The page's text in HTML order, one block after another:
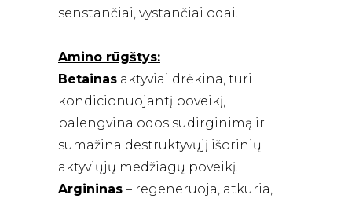
senstančiai, vystančiai odai.
Amino rūgštys:
Betainas aktyviai drėkina, turi
kondicionuojantį poveikį,
palengvina odos sudirginimą ir
sumažina destruktyvųjį išorinių
aktyviųjų medžiagų poveikį.
Argininas – regeneruoja, atkuria,